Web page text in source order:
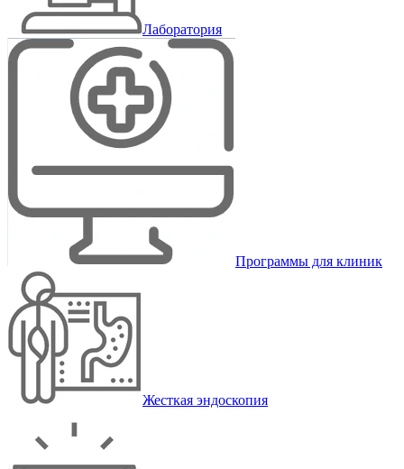
Лаборатория
Программы для клиник
Жесткая эндоскопия